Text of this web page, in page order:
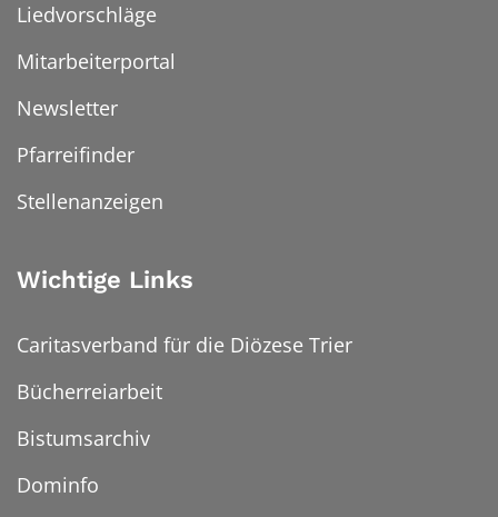
Liedvorschläge
Mitarbeiterportal
Newsletter
Pfarreifinder
Stellenanzeigen
Wichtige Links
Caritasverband für die Diözese Trier
Bücherreiarbeit
Bistumsarchiv
Dominfo